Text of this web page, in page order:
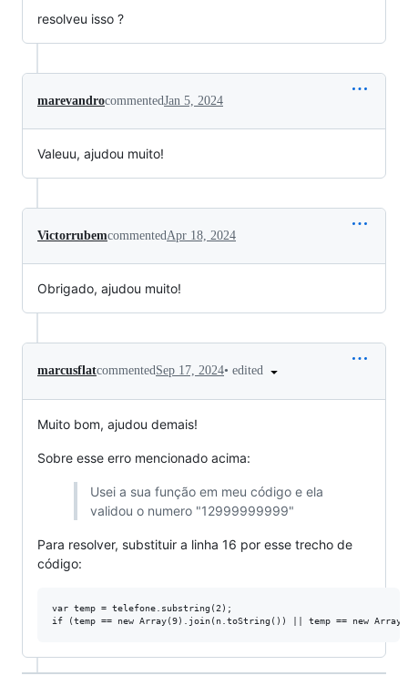
resolveu isso ?
marevandrocommentedJan 5, 2024
Valeuu, ajudou muito!
VictorrubemcommentedApr 18, 2024
Obrigado, ajudou muito!
marcusflatcommentedSep 17, 2024• edited
Muito bom, ajudou demais!
Sobre esse erro mencionado acima:
Usei a sua função em meu código e ela
validou o numero "12999999999"
Para resolver, substituir a linha 16 por esse trecho de
código:
var temp = telefone.substring(2);